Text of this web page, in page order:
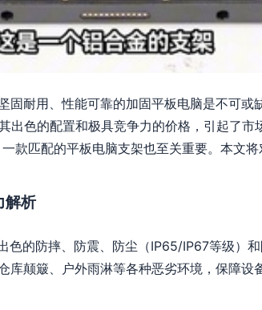
固耐用、性能可靠的加固平板电脑是不可或
出色的配置和极具竞争力的价格，引起了市
款匹配的平板电脑支架也至关重要。本文
解析
色的防摔、防震、防尘（IP65/IP67等级）
颠簸、户外雨淋等各种恶劣环境，保障设